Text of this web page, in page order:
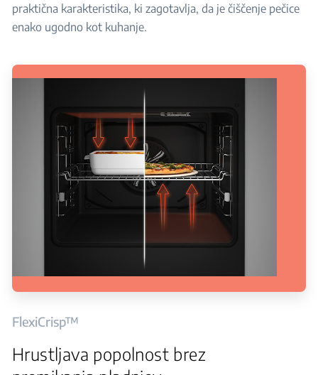
praktična karakteristika, ki zagotavlja, da je čiščenje pečice
enako ugodno kot kuhanje.
FlexiCrisp™
Hrustljava popolnost brez